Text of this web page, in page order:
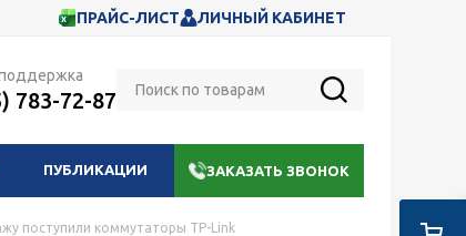
ПРАЙС-ЛИСТ ЛИЧНЫЙ КАБИНЕТ
783-72-87
ПУБЛИКАЦИИ ЗАКАЗАТЬ ЗВОНОК
поступили коммутаторы TP-Link